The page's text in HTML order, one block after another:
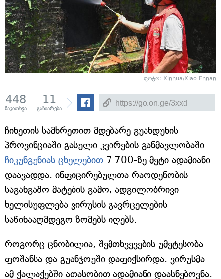
ფოტო: Xinhua/Xiao Ennan
448
წაკითხვა
11
გაზიარება
ჩინეთის სამხრეთით მდებარე გუანდუნის
პროვინციაში გასული კვირების განმავლობაში
ჩიკუნგუნიას ცხელებით 7 700-ზე მეტი ადამიანი
დაავადდა. ინფიცირებულთა რაოდენობის
საგანგაშო მატების გამო, ადგილობრივი
ხელისუფლება ვირუსის გავრცელების
საწინააღმდეგო ზომებს იღებს.
როგორც ცნობილია, შემთხვევების უმეტესობა
ფოშანსა და გუანჯოუში დაფიქსირდა. ვირუსმა
ამ ქალაქებში ათასობით ადამიანი დაასნებოვნა.